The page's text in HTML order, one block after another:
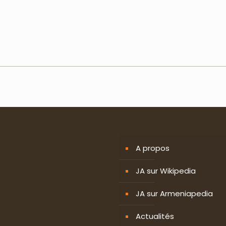
A propos
JA sur Wikipedia
JA sur Armeniapedia
Actualités